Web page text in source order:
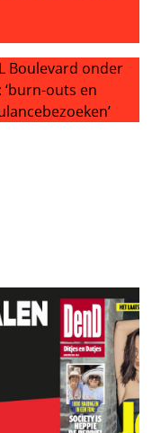
uit de school:
uren voor